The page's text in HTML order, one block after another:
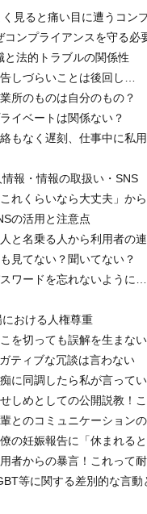
見ると痛い目に遭うコン
ンプライアンスを守る必
法的トラブルの関係性
しづらいことは後回し…
所のものは自分のもの？
イベートは関係ない？
もなく遅刻、仕事中に私
報・情報の取扱い・SNS
れくらいなら大丈夫」か
の活用と注意点
と名乗る人から利用者の
見てない？聞いてない？
ワードを忘れないように
おける人権尊重
を切っても誤解を生まな
ティブな冗談は言わない
に同調したら私が言って
しめとしての公開説教！
とのコミュニケーション
の妊娠報告に「休まれる
者からの暴言！これって
等に関する差別的な言動